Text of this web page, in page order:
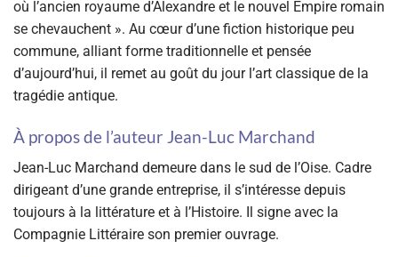
où l’ancien royaume d’Alexandre et le nouvel Empire romain
se chevauchent ». Au cœur d’une fiction historique peu
commune, alliant forme traditionnelle et pensée
d’aujourd’hui, il remet au goût du jour l’art classique de la
tragédie antique.
À propos de l’auteur Jean-Luc Marchand
Jean-Luc Marchand demeure dans le sud de l’Oise. Cadre
dirigeant d’une grande entreprise, il s’intéresse depuis
toujours à la littérature et à l’Histoire. Il signe avec la
Compagnie Littéraire son premier ouvrage.